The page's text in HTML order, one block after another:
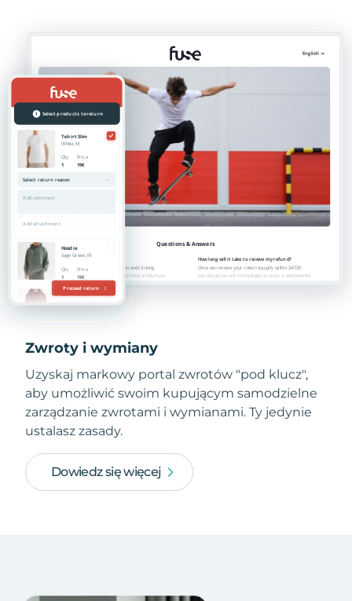
Zwroty i wymiany
Uzyskaj markowy portal zwrotów "pod klucz",
aby umożliwić swoim kupującym samodzielne
zarządzanie zwrotami i wymianami. Ty jedynie
ustalasz zasady.
Dowiedz się więcej